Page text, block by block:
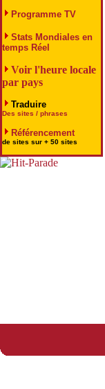
Programme TV
Stats Mondiales en
temps Réel
Voir l'heure locale
par pays
Traduire
Des sites / phrases
Référencement
de sites sur + 50 sites